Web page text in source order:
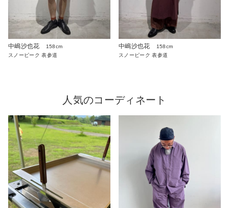
中嶋沙也花
158cm
スノーピーク 表参道
中嶋沙也花
158cm
スノーピーク 表参道
人気のコーディネート